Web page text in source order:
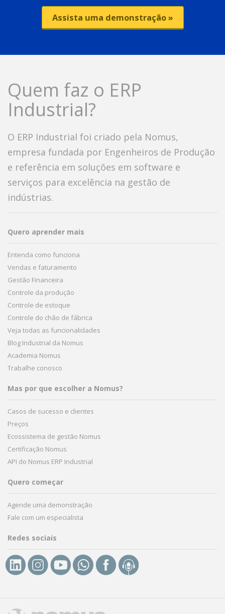
Assista uma demonstração »
Quem faz o ERP
Industrial?
O ERP Industrial foi criado pela Nomus,
empresa fundada por Engenheiros de Produção
e referência em soluções em software e
serviços para excelência na gestão de
indústrias.
Quero aprender mais
Entenda como funciona
Vendas e faturamento
Gestão Financeira
Controle da produção
Controle de estoque
Controle do chão de fábrica
Veja todas as funcionalidades
Blog Industrial da Nomus
Academia Nomus
Trabalhe conosco
Mas por que escolher a Nomus?
Casos de sucesso e clientes
Preços
Ecossistema de gestão Nomus
Certificação Nomus
API do Nomus ERP Industrial
Quero começar
Agende uma demonstração
Fale com um especialista
Redes sociais